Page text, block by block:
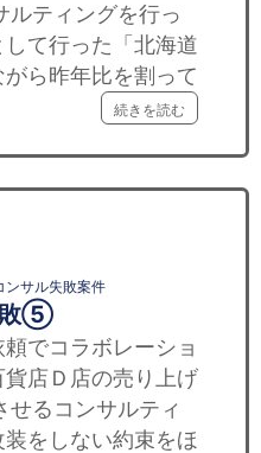
ルティングを行っ
て行った「北海道
ら昨年比を割って
続きを読む
ンサル失敗案件
敗⑤
でコラボレーショ
店Ｄ店の売り上げ
せるコンサルティ
をしない約束をほ